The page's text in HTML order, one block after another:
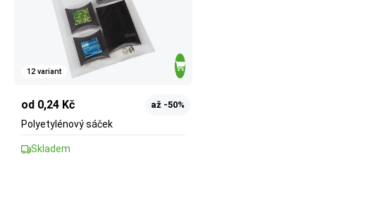
12 variant
od 0,24 Kč až -50%
Polyetylénový sáček
Skladem